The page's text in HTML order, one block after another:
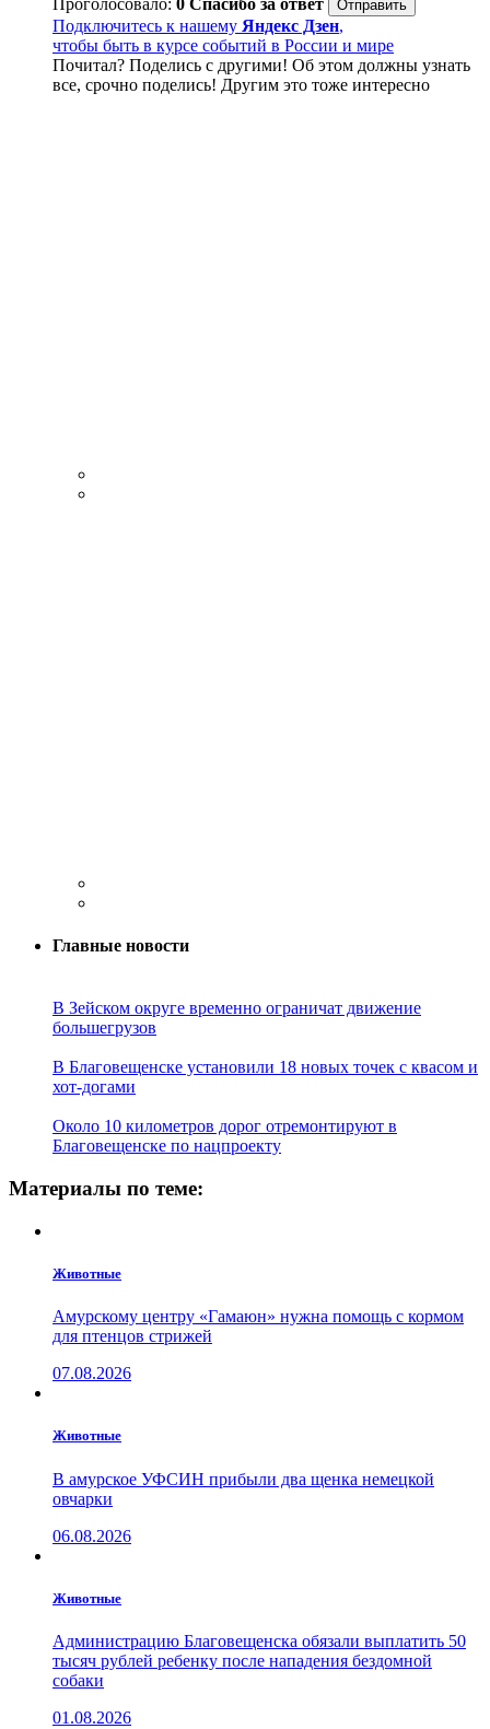
Подключитесь к нашему Яндекс Дзен,
чтобы быть в курсе событий в России и мире
Почитал? Поделись с другими! Об этом должны узнать
все, срочно поделись! Другим это тоже интересно
Главные новости
В Зейском округе временно ограничат движение
большегрузов
В Благовещенске установили 18 новых точек с квасом и
хот-догами
Около 10 километров дорог отремонтируют в
Благовещенске по нацпроекту
Материалы по теме:
Животные
Амурскому центру «Гамаюн» нужна помощь с кормом
для птенцов стрижей
07.08.2026
Животные
В амурское УФСИН прибыли два щенка немецкой
овчарки
06.08.2026
Животные
Администрацию Благовещенска обязали выплатить 50
тысяч рублей ребенку после нападения бездомной
собаки
01.08.2026